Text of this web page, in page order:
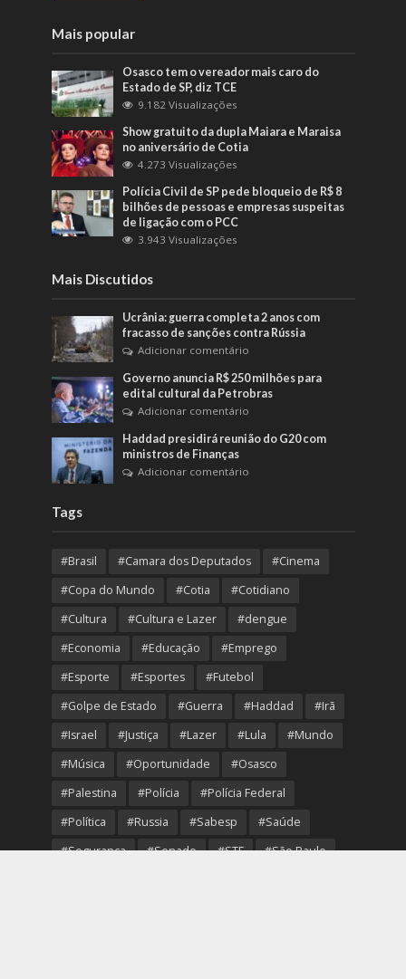
Mais popular
Osasco tem o vereador mais caro do
Estado de SP, diz TCE
9.182 Visualizações
Show gratuito da dupla Maiara e Maraisa
no aniversário de Cotia
4.273 Visualizações
Polícia Civil de SP pede bloqueio de R$ 8
bilhões de pessoas e empresas suspeitas
de ligação com o PCC
3.943 Visualizações
Mais Discutidos
Ucrânia: guerra completa 2 anos com
fracasso de sanções contra Rússia
Adicionar comentário
Governo anuncia R$ 250 milhões para
edital cultural da Petrobras
Adicionar comentário
Haddad presidirá reunião do G20 com
ministros de Finanças
Adicionar comentário
Tags
#Brasil #Camara dos Deputados
#Cinema
#Copa do Mundo
#Cotia
#Cotidiano
#Cultura
#Cultura e Lazer
#dengue
#Economia
#Educação
#Emprego
#Esporte
#Esportes
#Futebol
#Golpe de Estado
#Guerra #Haddad
#Irã
#Israel
#Justiça #Lazer #Lula
#Mundo
#Música
#Oportunidade
#Osasco
#Palestina
#Polícia
#Polícia Federal
#Política
#Russia #Sabesp
#Saúde
#Segurança
#Senado #STF
#São Paulo